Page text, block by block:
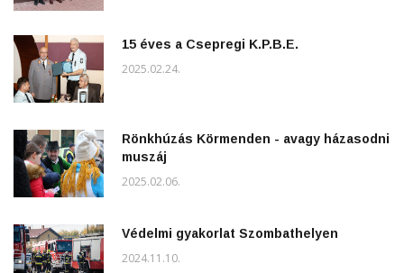
15 éves a Csepregi K.P.B.E.
2025.02.24.
Rönkhúzás Körmenden - avagy házasodni
muszáj
2025.02.06.
Védelmi gyakorlat Szombathelyen
2024.11.10.